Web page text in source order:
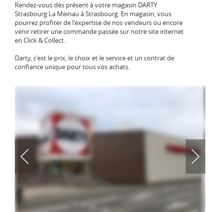
Rendez-vous dès présent à votre magasin DARTY
Strasbourg La Meinau à Strasbourg. En magasin, vous
pourrez profiter de l'expertise de nos vendeurs ou encore
venir retirer une commande passée sur notre site internet
en Click & Collect.
Darty, c'est le prix, le choix et le service et un contrat de
confiance unique pour tous vos achats.